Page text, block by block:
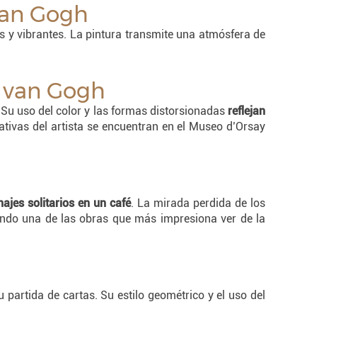
Gogh
y vibrantes. La pintura transmite una atmósfera de
Gogh
uso del color y las formas distorsionadas reflejan
del artista se encuentran en el Museo d’Orsay
solitarios en un café. La mirada perdida de los
una de las obras que más impresiona ver de la
de cartas. Su estilo geométrico y el uso del